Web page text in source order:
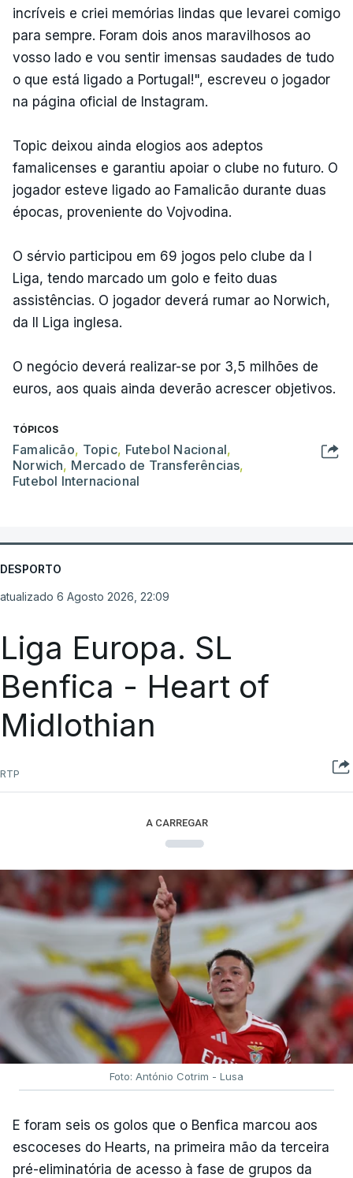
incríveis e criei memórias lindas que levarei comigo
para sempre. Foram dois anos maravilhosos ao
vosso lado e vou sentir imensas saudades de tudo
o que está ligado a Portugal!", escreveu o jogador
na página oficial de Instagram.
Topic deixou ainda elogios aos adeptos
famalicenses e garantiu apoiar o clube no futuro. O
jogador esteve ligado ao Famalicão durante duas
épocas, proveniente do Vojvodina.
O sérvio participou em 69 jogos pelo clube da I
Liga, tendo marcado um golo e feito duas
assistências. O jogador deverá rumar ao Norwich,
da II Liga inglesa.
O negócio deverá realizar-se por 3,5 milhões de
euros, aos quais ainda deverão acrescer objetivos.
TÓPICOS
Famalicão, Topic, Futebol Nacional,
Norwich, Mercado de Transferências,
Futebol Internacional
DESPORTO
atualizado 6 Agosto 2026, 22:09
Liga Europa. SL
Benfica - Heart of
Midlothian
RTP
A CARREGAR
Foto: António Cotrim - Lusa
E foram seis os golos que o Benfica marcou aos
escoceses do Hearts, na primeira mão da terceira
pré-eliminatória de acesso à fase de grupos da